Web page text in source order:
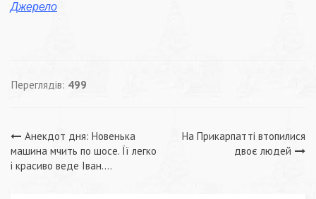
Джерело
Переглядів: 499
Навігація
записів
Анекдот дня: Hовенька
машина мчить по шосе. Її легко
і красиво веде Іван….
На Прикарпатті втопилися
двоє людей